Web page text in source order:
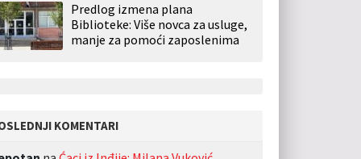
Predlog izmena plana
Biblioteke: Više novca za usluge,
manje za pomoći zaposlenima
KOMENTARI